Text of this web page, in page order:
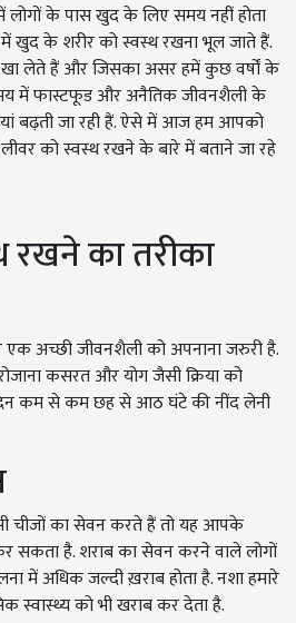
लोगों के पास खुद के लिए समय नहीं होता
के शरीर को स्वस्थ रखना भूल जाते हैं.
लेते हैं और जिसका असर हमें कुछ वर्षों के
में फास्टफूड और अनैतिक जीवनशैली के
बढ़ती जा रही हैं. ऐसे में आज हम आपको
को स्वस्थ रखने के बारे में बताने जा रहे
रखने का तरीका
अच्छी जीवनशैली को अपनाना जरुरी है.
कसरत और योग जैसी क्रिया को
कम से कम छह से आठ घंटे की नींद लेनी
चीजों का सेवन करते हैं तो यह आपके
सकता है. शराब का सेवन करने वाले लोगों
में अधिक जल्दी ख़राब होता है. नशा हमारे
स्वास्थ्य को भी खराब कर देता है.